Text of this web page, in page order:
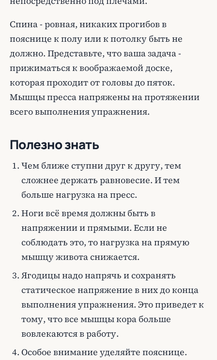
Спина - ровная, никаких прогибов в
пояснице к полу или к потолку быть не
должно. Представьте, что ваша задача -
прижиматься к воображаемой доске,
которая проходит от головы до пяток.
Мышцы пресса напряжены на протяжении
всего выполнения упражнения.
Полезно знать
Чем ближе ступни друг к другу, тем
сложнее держать равновесие. И тем
больше нагрузка на пресс.
Ноги всё время должны быть в
напряжении и прямыми. Если не
соблюдать это, то нагрузка на прямую
мышцу живота снижается.
Ягодицы надо напрячь и сохранять
статическое напряжение в них до конца
выполнения упражнения. Это приведет к
тому, что все мышцы кора больше
вовлекаются в работу.
Особое внимание уделяйте пояснице.